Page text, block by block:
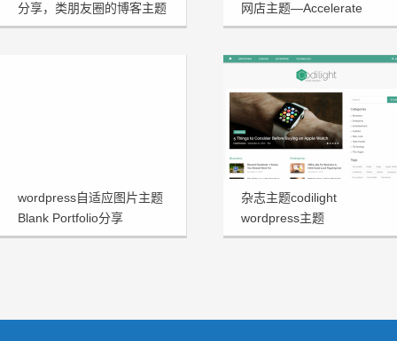
分享，类朋友圈的博客主题
网店主题—Accelerate
1.3.2
wordpress自适应图片主题
Blank Portfolio分享
杂志主题codilight
wordpress主题